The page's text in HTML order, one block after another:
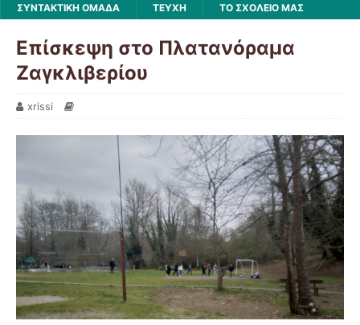
ΣΥΝΤΑΚΤΙΚΗ ΟΜΑΔΑ
ΤΕΥΧΗ ΤΟ ΣΧΟΛΕΙΟ ΜΑΣ
Επίσκεψη στο Πλατανόραμα
Ζαγκλιβερίου
xrissi